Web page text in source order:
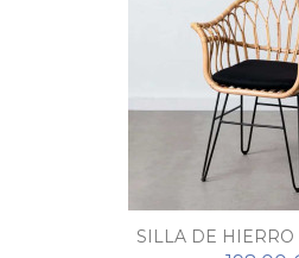
SILLA DE